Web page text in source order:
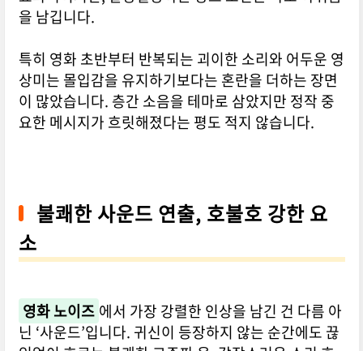
을 남깁니다.
특히 영화 초반부터 반복되는 괴이한 소리와 어두운 영
상미는 몰입감을 유지하기보다는 혼란을 더하는 장면
이 많았습니다. 층간 소음을 테마로 삼았지만 정작 중
요한 메시지가 흐릿해졌다는 평도 적지 않습니다.
불쾌한 사운드 연출, 호불호 강한 요
소
영화 노이즈 에서 가장 강렬한 인상을 남긴 건 다름 아
닌 ‘사운드’입니다. 귀신이 등장하지 않는 순간에도 끊